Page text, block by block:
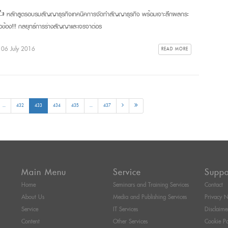
กสูตรอบรมสัญญาธุรกิจเทคนิคการจัดทำสัญญาธุรกิจ พร้อมเจาะลึกผลกระ
ข้อง!!! กลยุทธ์การร่างสัญญาและเจรจาต่อร
06 July 2016 READ MORE
... 432 433 434 435 ... 437
Main Menu
Home
About Us
Service
Content
Service
Seminars and Training Services
Media and Publishing Services
IT Services
Other Services
Contact
Privacy
Cookie